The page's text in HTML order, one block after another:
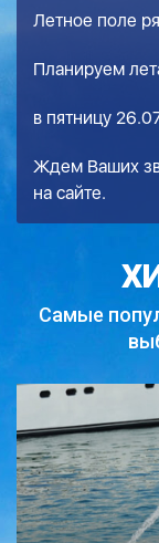
Летное поле
Планируем
в пятницу
Ждем Ваших
на сайте.
Самые